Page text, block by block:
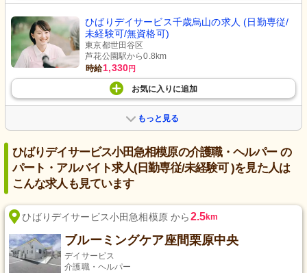
ひばりデイサービス千歳烏山の求人 (日勤専従/
未経験可/無資格可)
東京都世田谷区
芦花公園駅から0.8km
時給1,330円
お気に入り に追加
もっと見る
ひばりデイサービス小田急相模原の介護職・ヘルパー の
パート・アルバイト求人(日勤専従/未経験可 )を見た人は
こんな求人も見ています
ひばりデイサービス小田急相模原 から2.5km
ブルーミングケア座間栗原中央
デイサービス
介護職・ヘルパー